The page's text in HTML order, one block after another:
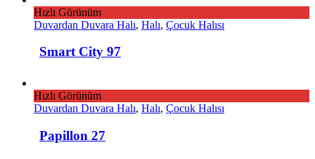
Hızlı Görünüm
Duvardan Duvara Halı, Halı, Çocuk Halısı
Smart City 97
Hızlı Görünüm
Duvardan Duvara Halı, Halı, Çocuk Halısı
Papillon 27